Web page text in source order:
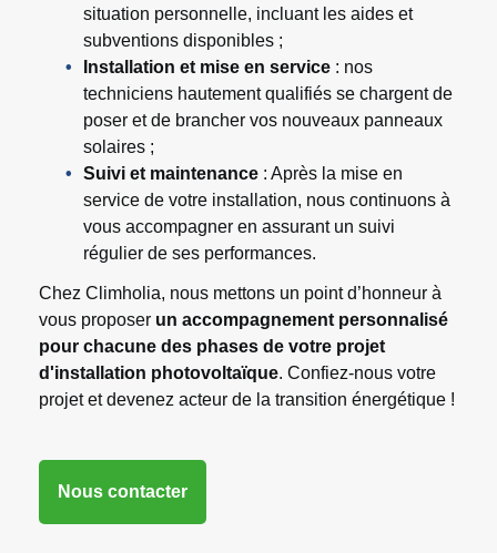
situation personnelle, incluant les aides et
subventions disponibles ;
Installation et mise en service : nos
techniciens hautement qualifiés se chargent de
poser et de brancher vos nouveaux panneaux
solaires ;
Suivi et maintenance : Après la mise en
service de votre installation, nous continuons à
vous accompagner en assurant un suivi
régulier de ses performances.
Chez Climholia, nous mettons un point d’honneur à
vous proposer un accompagnement personnalisé
pour chacune des phases de votre projet
d'installation photovoltaïque. Confiez-nous votre
projet et devenez acteur de la transition énergétique !
Nous contacter